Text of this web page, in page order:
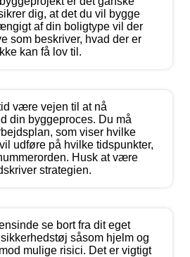
dig, at det du vil bygge
af din boligtype vil der
som beskriver, hvad der er
kan få lov til.
være vejen til at nå
din byggeproces. Du må
som viser hvilke
udføre på hvilke tidspunkter,
Husk at være
strategien.
se bort fra dit eget
såsom hjelm og
mulige risici. Det er vigtigt